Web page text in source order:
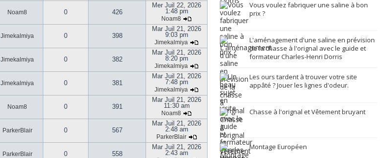
Noam8 0 426
Mer Juil 22, 2026
1:48 pm
Noam8
Jimekalmiya 0 398
Mar Juil 21, 2026
9:03 pm
Jimekalmiya
Jimekalmiya 0 382
Mar Juil 21, 2026
8:20 pm
Jimekalmiya
Jimekalmiya 0 381
Mar Juil 21, 2026
7:48 pm
Jimekalmiya
Noam8 0 391
Mar Juil 21, 2026
11:30 am
Noam8
ParkerBlair 0 567
Mar Juil 21, 2026
2:48 am
ParkerBlair
ParkerBlair 0 558
Mar Juil 21, 2026
2:43 am
Vous voulez fabriquer une saline à bon
prix ?
L'aménagement d'une saline en prévision
de la chasse à l'orignal avec le guide et
formateur Charles-Henri Dorris
Les ours tardent à trouver votre site
appâté ? Jouer les lignes d'odeur.
Chasse à l'orignal et Vêtement bruyant
Montage Européen